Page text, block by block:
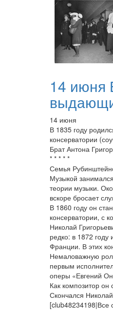
14 июня
14 июня
В 1835 году
консерватории
Брат Антона
* * * * *
Семья
Музыкой
теории музыки.
вскоре бросает
В 1860 году он
консерватории, с
Николай
редко: в 1872
Франции. В этих
Немаловажную
первым
оперы «Евгений
Как композитор
Скончался
[club48234198|Все